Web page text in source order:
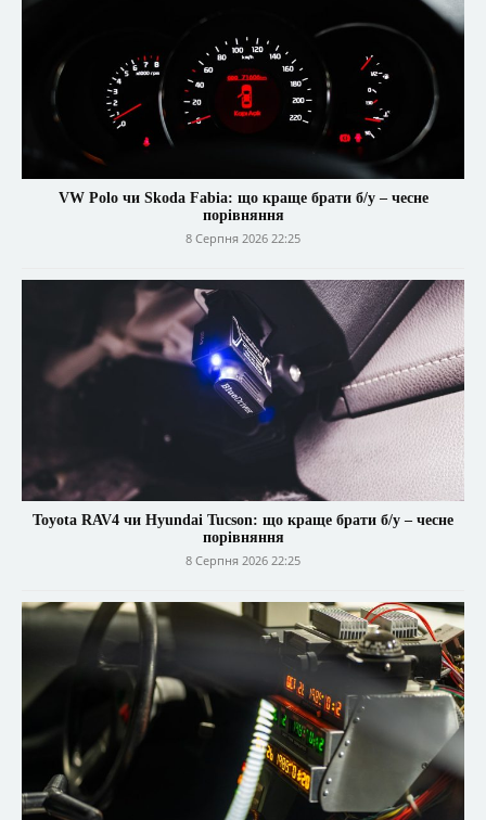
VW Polo чи Skoda Fabia: що краще брати б/у – чесне
порівняння
8 Серпня 2026 22:25
Toyota RAV4 чи Hyundai Tucson: що краще брати б/у – чесне
порівняння
8 Серпня 2026 22:25